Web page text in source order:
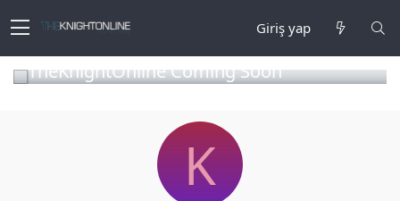
Giriş yap
TheKnightOnline Coming Soon
K